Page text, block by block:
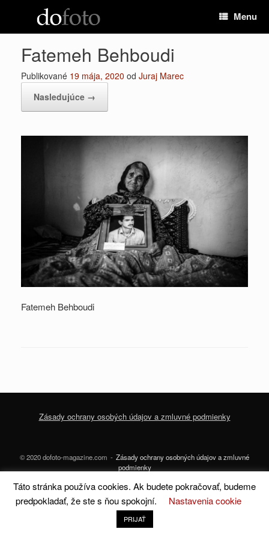
Menu
Fatemeh Behboudi
Publikované 19 mája, 2020 od Juraj Marec
Nasledujúce →
Fatemeh Behboudi
Zásady ochrany osobých údajov a zmluvné podmienky
© 2020 dofoto-magazine.com
Zásady ochrany osobných údajov a zmluvné
podmienky
ASiteOriginTheme
Táto stránka používa cookies. Ak budete pokračovať, budeme
predpokladať, že ste s ňou spokojní.
Nastavenia cookie
PRIJAŤ